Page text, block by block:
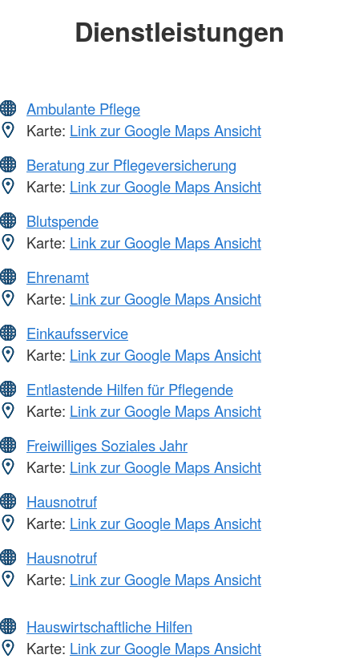
Dienstleistungen
Ambulante Pflege
Karte: Link zur Google Maps Ansicht
Beratung zur Pflegeversicherung
Karte: Link zur Google Maps Ansicht
Blutspende
Karte: Link zur Google Maps Ansicht
Ehrenamt
Karte: Link zur Google Maps Ansicht
Einkaufsservice
Karte: Link zur Google Maps Ansicht
Entlastende Hilfen für Pflegende
Karte: Link zur Google Maps Ansicht
Freiwilliges Soziales Jahr
Karte: Link zur Google Maps Ansicht
Hausnotruf
Karte: Link zur Google Maps Ansicht
Hausnotruf
Karte: Link zur Google Maps Ansicht
Hauswirtschaftliche Hilfen
Karte: Link zur Google Maps Ansicht